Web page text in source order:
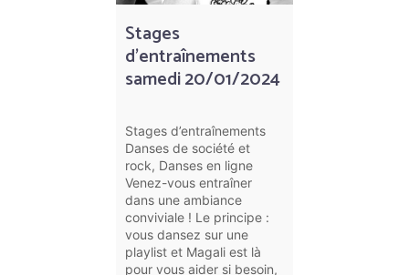
Stages
d’entraînements
samedi 20/01/2024
Stages d’entraînements
Danses de société et
rock, Danses en ligne
Venez-vous entraîner
dans une ambiance
conviviale ! Le principe :
vous dansez sur une
playlist et Magali est là
pour vous aider si besoin,